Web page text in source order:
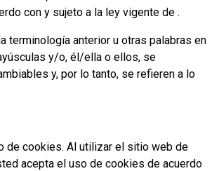
con y sujeto a la ley vigente de .
terminología anterior u otras palabras en
y/o, él/ella o ellos, se
y, por lo tanto, se refieren a lo
de cookies. Al utilizar el sitio web de
acepta el uso de cookies de acuerdo